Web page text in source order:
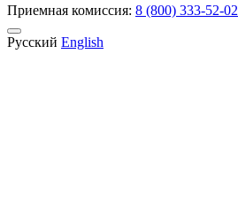
Приемная комиссия: 8 (800) 333-52-02
Русский English